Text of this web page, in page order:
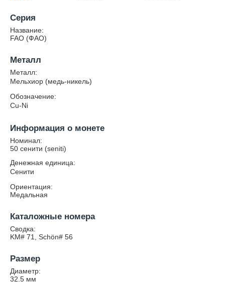
Серия
Название:
FAO (ФАО)
Металл
Металл:
Мельхиор (медь-никель)
Обозначение:
Cu-Ni
Информация о монете
Номинал:
50 сенити (seniti)
Денежная единица:
Сенити
Ориентация:
Медальная
Каталожные номера
Сводка:
KM# 71, Schön# 56
Размер
Диаметр:
32.5 мм